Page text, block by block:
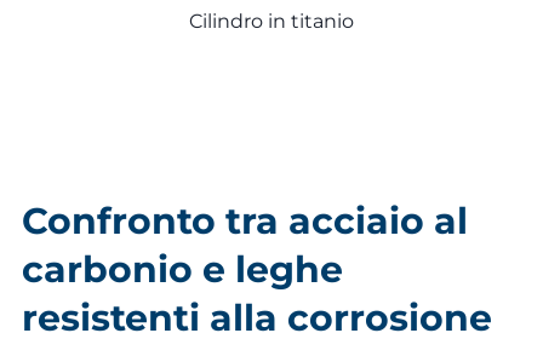
Cilindro in titanio
Confronto tra acciaio al
carbonio e leghe
resistenti alla corrosione